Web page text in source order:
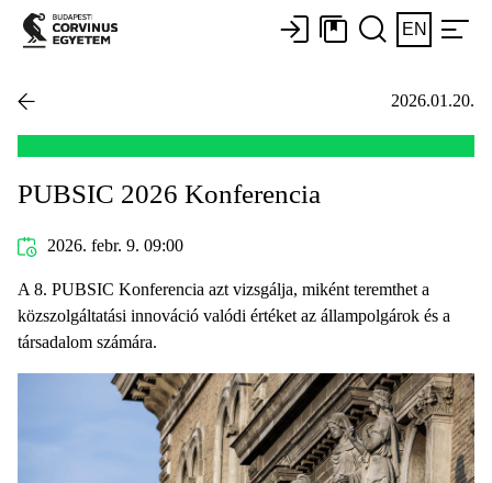
EN
2026.01.20.
PUBSIC 2026 Konferencia
2026. febr. 9. 09:00
A 8. PUBSIC Konferencia azt vizsgálja, miként teremthet a
közszolgáltatási innováció valódi értéket az állampolgárok és a
társadalom számára.